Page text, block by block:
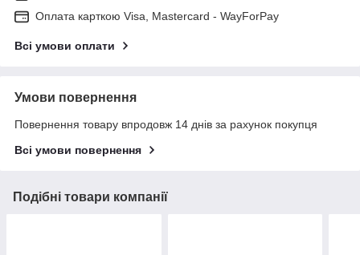
Оплата карткою Visa, Mastercard - WayForPay
Всі умови оплати
Умови повернення
Повернення товару впродовж 14 днів за рахунок покупця
Всі умови повернення
Подібні товари компанії